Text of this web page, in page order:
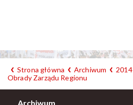
Strona główna Archiwum
2014
Obrady Zarządu Regionu
Archiwum